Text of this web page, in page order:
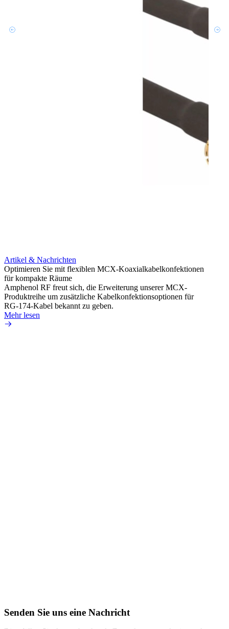
Artikel & Nachrichten
Optimieren Sie mit flexiblen MCX-Koaxialkabelkonfektionen
für kompakte Räume
Amphenol RF freut sich, die Erweiterung unserer MCX-
Produktreihe um zusätzliche Kabelkonfektionsoptionen für
RG-174-Kabel bekannt zu geben.
Mehr lesen
Senden Sie uns eine Nachricht